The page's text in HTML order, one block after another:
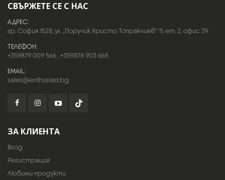
СВЪРЖЕТЕ СЕ С НАС
АДРЕС:
гр. София 1528, ул. „Поручик Христо Топракчиев“ 11, ет. 2, офис 39
ТЕЛЕФОН:
+359879 009 566,+359878 903 665
EMAIL:
sales@enthusiast.bg
ЗА КЛИЕНТА
Вход
Регистрация
Любими продукти